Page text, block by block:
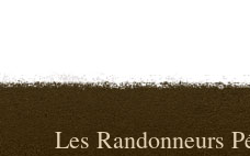
Les Randonneurs